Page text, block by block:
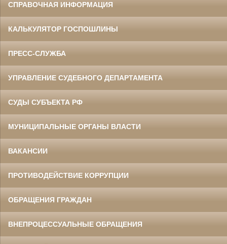
СПРАВОЧНАЯ ИНФОРМАЦИЯ
КАЛЬКУЛЯТОР ГОСПОШЛИНЫ
ПРЕСС-СЛУЖБА
УПРАВЛЕНИЕ СУДЕБНОГО ДЕПАРТАМЕНТА
СУДЫ СУБЪЕКТА РФ
МУНИЦИПАЛЬНЫЕ ОРГАНЫ ВЛАСТИ
ВАКАНСИИ
ПРОТИВОДЕЙСТВИЕ КОРРУПЦИИ
ОБРАЩЕНИЯ ГРАЖДАН
ВНЕПРОЦЕССУАЛЬНЫЕ ОБРАЩЕНИЯ